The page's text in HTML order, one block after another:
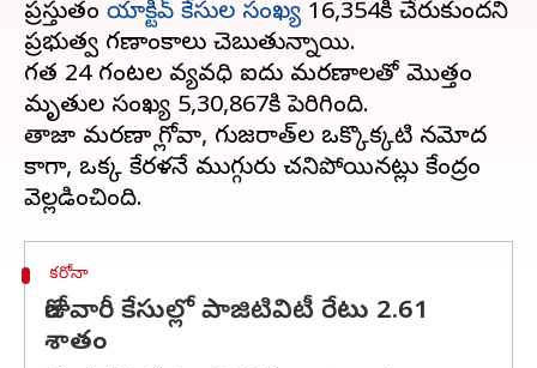
ప్రస్తుతం యాక్టివ్ కేసుల సంఖ్య16,354కి చేరుకుందని
ప్రభుత్వ గణాంకాలు చెబుతున్నాయి.
గత 24 గంటల వ్యవధిలో ఐదు మరణాలతో మొత్తం
మృతుల సంఖ్య 5,30,867కి పెరిగింది.
తాజా మరణాల్లో గోవా, గుజరాత్‌లలో ఒక్కొక్కటి నమోద
కాగా, ఒక్క కేరళలోనే ముగ్గురు చనిపోయినట్లు కేంద్రం
కరోనా
రోజువారీ కేసుల్లో పాజిటివిటీ రేటు 2.61
శాతం